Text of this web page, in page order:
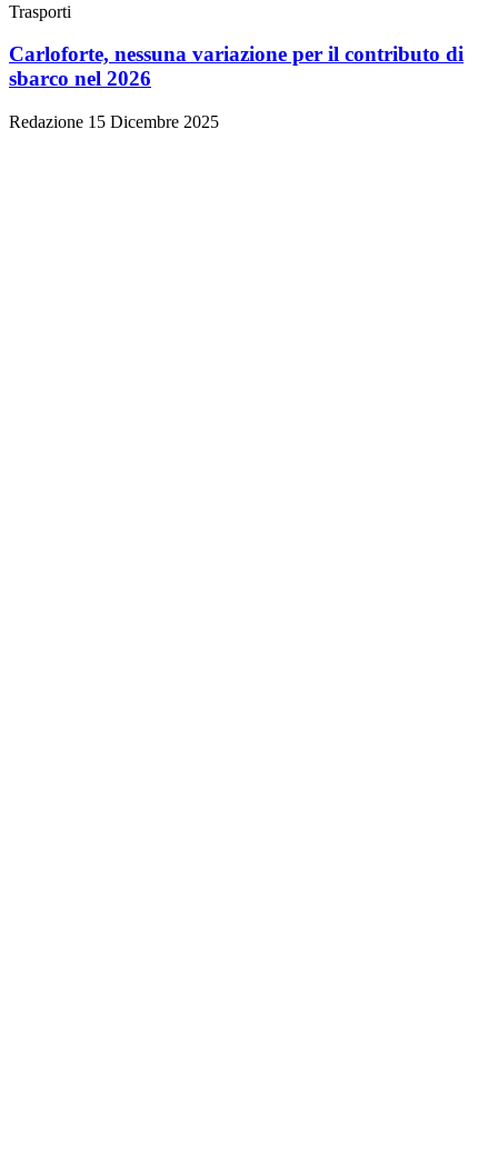
Trasporti
Carloforte, nessuna variazione per il contributo di
sbarco nel 2026
Redazione 15 Dicembre 2025